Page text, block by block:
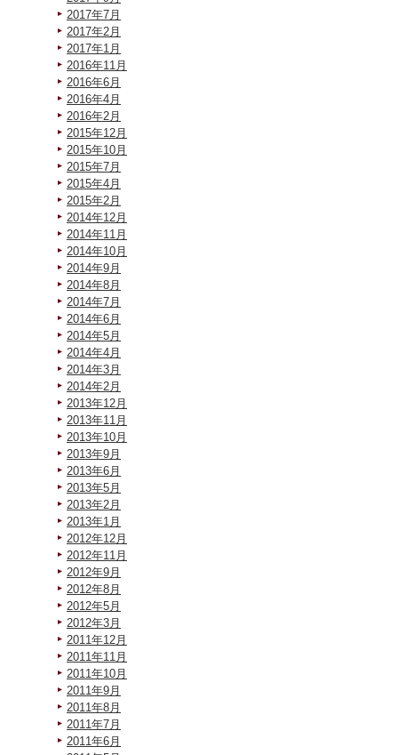
2017年7月
2017年2月
2017年1月
2016年11月
2016年6月
2016年4月
2016年2月
2015年12月
2015年10月
2015年7月
2015年4月
2015年2月
2014年12月
2014年11月
2014年10月
2014年9月
2014年8月
2014年7月
2014年6月
2014年5月
2014年4月
2014年3月
2014年2月
2013年12月
2013年11月
2013年10月
2013年9月
2013年6月
2013年5月
2013年2月
2013年1月
2012年12月
2012年11月
2012年9月
2012年8月
2012年5月
2012年3月
2011年12月
2011年11月
2011年10月
2011年9月
2011年8月
2011年7月
2011年6月